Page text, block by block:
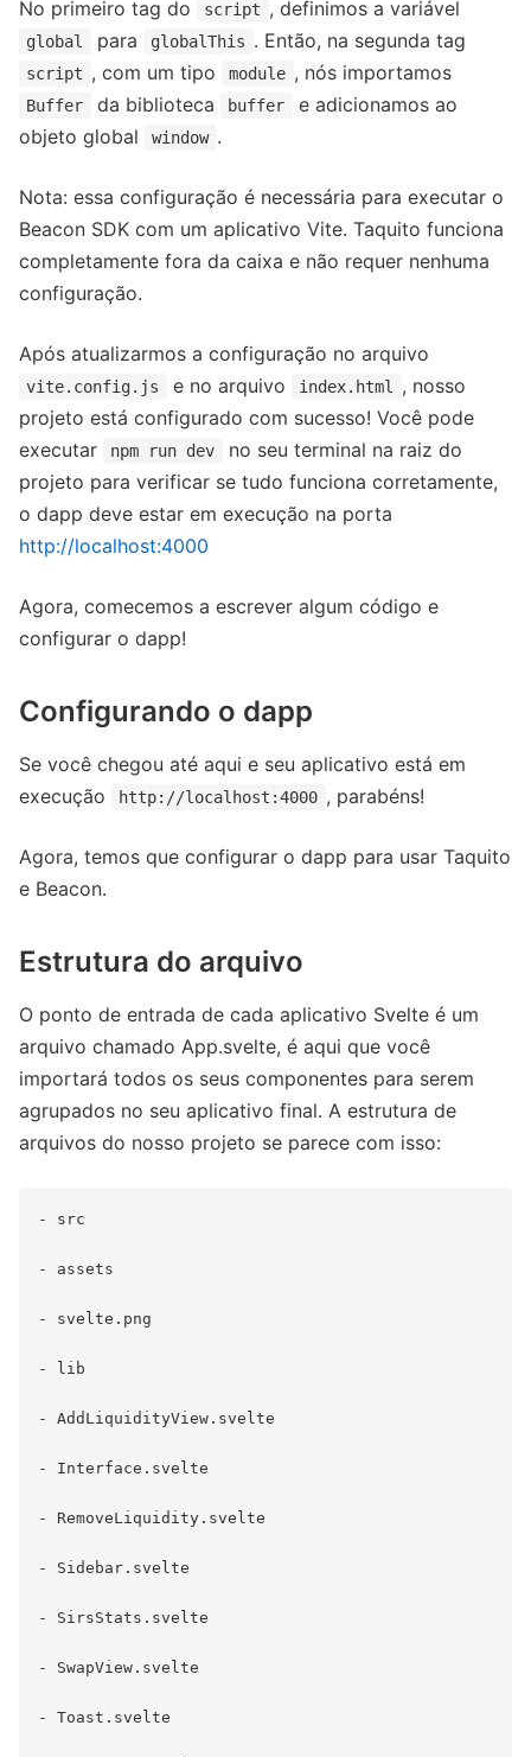
No primeiro tag do script , definimos a variável
global para globalThis . Então, na segunda tag
script , com um tipo module , nós importamos
Buffer da biblioteca buffer
e adicionamos ao
objeto global
window .
Nota: essa configuração é necessária para executar o
Beacon SDK com um aplicativo Vite. Taquito funciona
completamente fora da caixa e não requer nenhuma
configuração.
Após atualizarmos a configuração no arquivo
vite.config.js e no arquivo index.html , nosso
projeto está configurado com sucesso! Você pode
executar
npm run dev
no seu terminal na raiz do
projeto para verificar se tudo funciona corretamente,
o dapp deve estar em execução na porta
http://localhost:4000
Agora, comecemos a escrever algum código e
configurar o dapp!
Configurando o dapp
Se você chegou até aqui e seu aplicativo está em
execução
http://localhost:4000 , parabéns!
Agora, temos que configurar o dapp para usar Taquito
e Beacon.
Estrutura do arquivo
O ponto de entrada de cada aplicativo Svelte é um
arquivo chamado App.svelte, é aqui que você
importará todos os seus componentes para serem
agrupados no seu aplicativo final. A estrutura de
arquivos do nosso projeto se parece com isso:
- src
- assets
- svelte.png
- lib
- AddLiquidityView.svelte
- Interface.svelte
- RemoveLiquidity.svelte
- Sidebar.svelte
- SirsStats.svelte
- SwapView.svelte
- Toast.svelte